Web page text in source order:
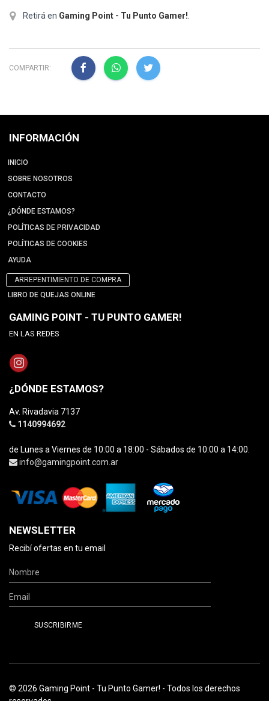
Retirá en Gaming Point - Tu Punto Gamer!
COMPARTIR:
INFORMACIÓN
INICIO
SOBRE NOSOTROS
CONTACTO
¿DÓNDE ESTAMOS?
POLÍTICAS DE PRIVACIDAD
POLÍTICAS DE COOKIES
AYUDA
ARREPENTIMIENTO DE COMPRA
LIBRO DE QUEJAS ONLINE
GAMING POINT - TU PUNTO GAMER!
EN LAS REDES
¿DÓNDE ESTAMOS?
Av. Rivadavia 7137
1140994692
de Lunes a Viernes de 10:00 a 18:00 - Sábados de 10:00 a 14:00.
info@gamingpoint.com.ar
NEWSLETTER
Recibí ofertas en tu email
© 2026 Gaming Point - Tu Punto Gamer! - Todos los derechos